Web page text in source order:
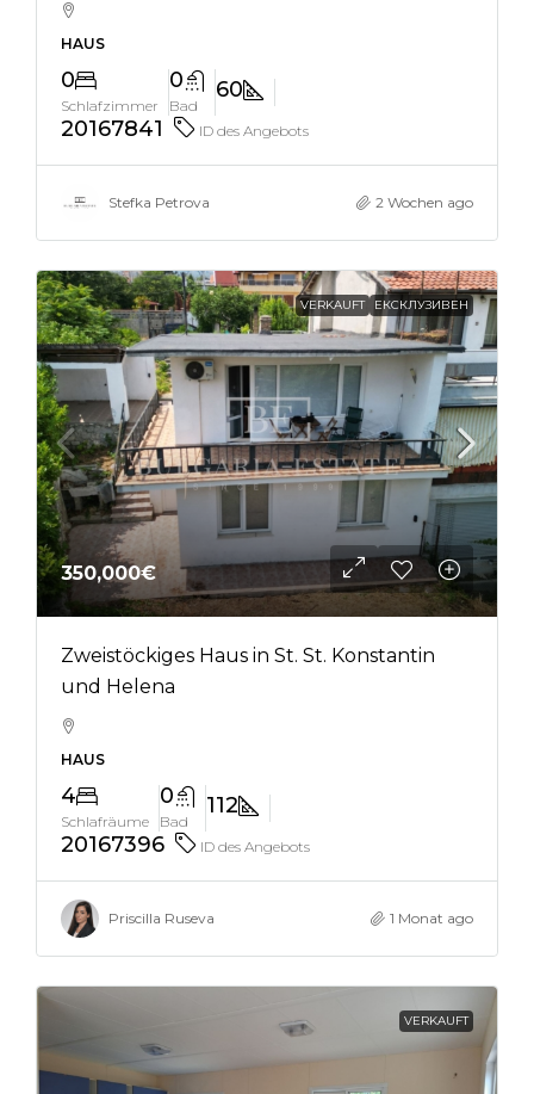
HAUS
0
Schlafzimmer
0
Bad
60
20167841
ID des Angebots
Stefka Petrova 2 Wochen ago
VERKAUFT ЕКСКЛУЗИВЕН
350,000€
Zweistöckiges Haus in St. St. Konstantin
und Helena
HAUS
4
Schlafräume
0
Bad
112
20167396
ID des Angebots
Priscilla Ruseva 1 Monat ago
VERKAUFT